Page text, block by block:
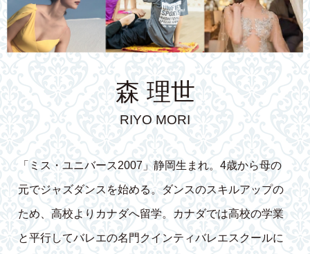
森 理世
RIYO MORI
「ミス・ユニバース2007」静岡生まれ。4歳から母の
元でジャズダンスを始める。ダンスのスキルアップの
ため、高校よりカナダへ留学。カナダでは高校の学業
と平行してバレエの名門クインティバレエスクールに